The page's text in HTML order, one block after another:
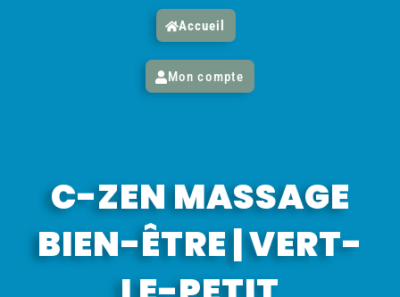
Accueil
Mon compte
C-ZEN MASSAGE
BIEN-ÊTRE | VERT-